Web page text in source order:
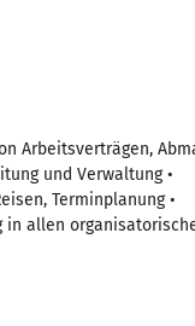
Arbeitsverträgen,
und Verwaltung •
Terminplanung •
in allen